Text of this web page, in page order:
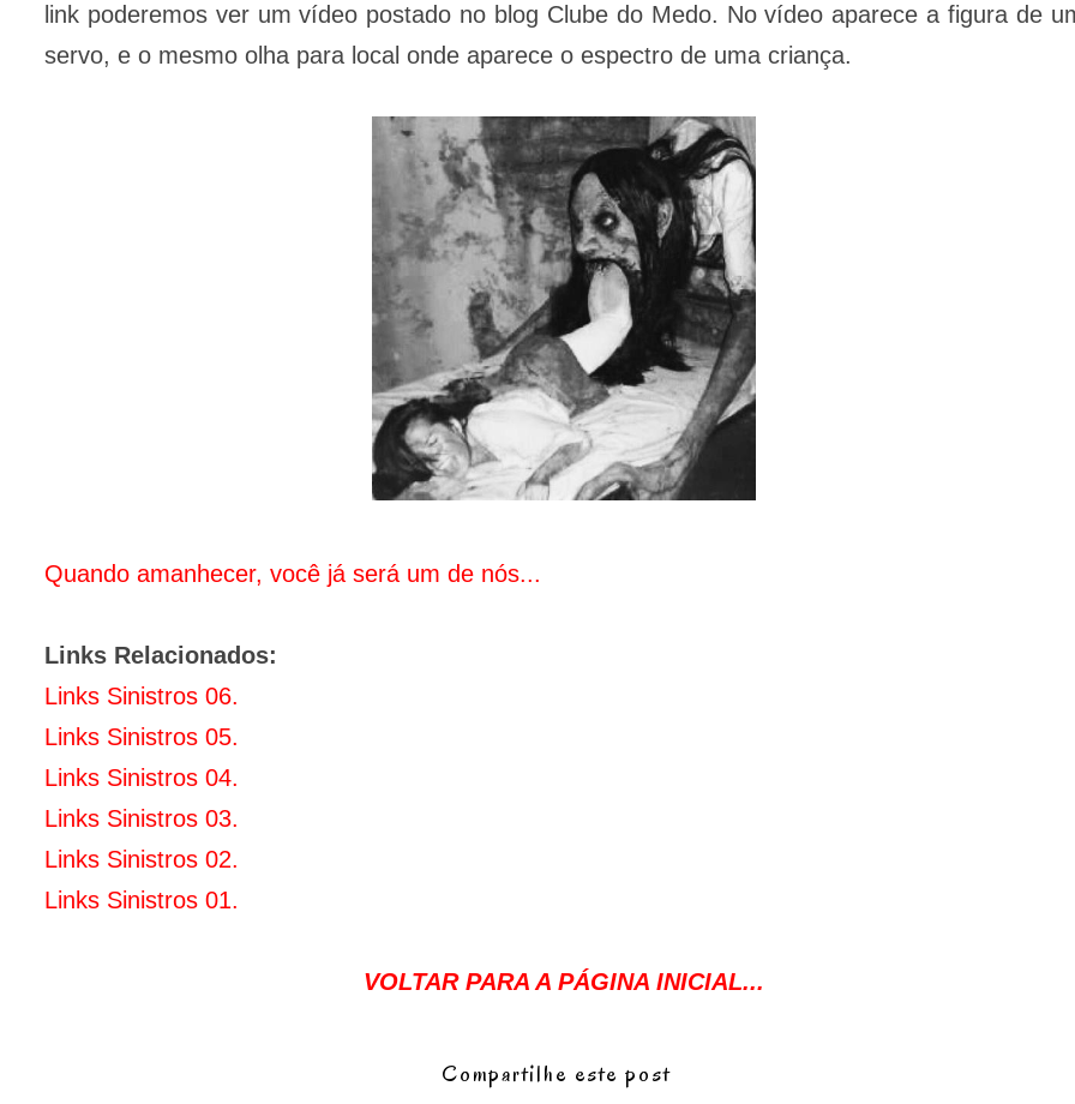
link poderemos ver um vídeo postado no blog Clube do Medo. No vídeo aparece a figura de
servo, e o mesmo olha para local onde aparece o espectro de uma criança.
Quando amanhecer, você já será um de nós...
Links Relacionados:
Links Sinistros 06.
Links Sinistros 05.
Links Sinistros 04.
Links Sinistros 03.
Links Sinistros 02.
Links Sinistros 01.
VOLTAR PARA A PÁGINA INICIAL...
Compartilhe este post